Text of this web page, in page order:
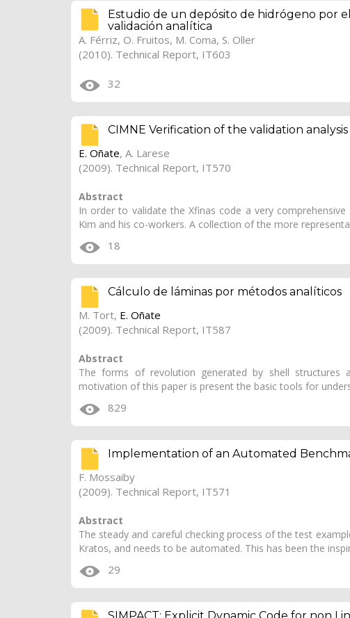
Estudio de un depósito de hidrógeno por
validación analítica
A. Férriz, O. Fruitos, M. Coma, S. Oller
(2010). Technical Report, IT603
32
CIMNE Verification of the validation
E. Oñate, A. Larese
(2009). Technical Report, IT570
Abstract
In order to validate the Xfinas code a very
Kim and his co-workers. A collection of the more
18
Cálculo de láminas por métodos analíticos
M. Tort, E. Oñate
(2009). Technical Report, IT587
Abstract
The forms of revolution generated by shell
motivation of this paper is present the basic tools for
829
Implementation of an Automated
F. Mossaiby
(2009). Technical Report, IT571
Abstract
The steady and careful checking process of the test
Kratos, and needs to be automated. This has been the
29